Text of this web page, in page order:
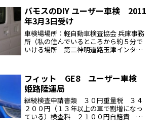
ト光軸調整費、前左スモー...
バモスのDIY ユーザー車検 2011
年3月3日受け
車検場場所：軽自動車検査協会 兵庫事務
所（私の住んでいるところから約５分で
いける場所 第二神明道路玉津インター
８車検の予約車検の予約はネットで行う
必要書類を前日に...
フィット GE8 ユーザー車検
姫路陸運局
継続検査申請書類 ３０円重量税 ３４
２００円（１３年以上の車で割増になっ
ている）検査料 ２１００円自賠責 ２